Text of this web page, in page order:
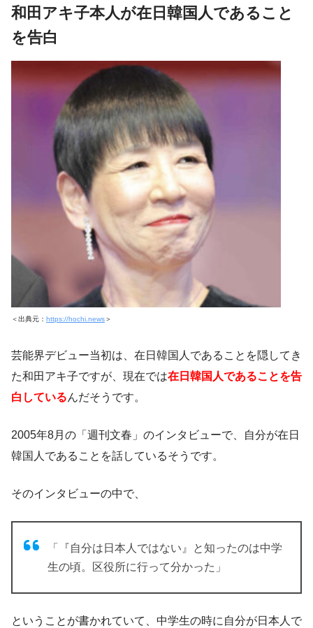
和田アキ子本人が在日韓国人であること
を告白
＜出典元： https://hochi.news＞
芸能界デビュー当初は、在日韓国人であることを隠してき
た和田アキ子ですが、現在では在日韓国人であることを告
白しているんだそうです。
2005年8月の「週刊文春」のインタビューで、自分が在日
韓国人であることを話しているそうです。
そのインタビューの中で、
「『自分は日本人ではない』と知ったのは中学
生の頃。区役所に行って分かった」
ということが書かれていて、中学生の時に自分が日本人で